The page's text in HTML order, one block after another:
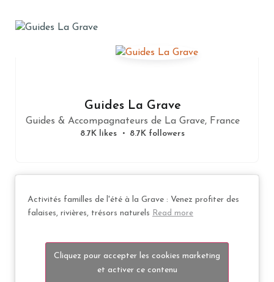
Guides La Grave
Guides & Accompagnateurs de La Grave, France
8.7K likes 8.7K followers
Activités familles de l'été à la Grave : Venez profiter des
falaises, rivières, trésors naturels
Read more
Cliquez pour accepter les cookies marketing
et activer ce contenu